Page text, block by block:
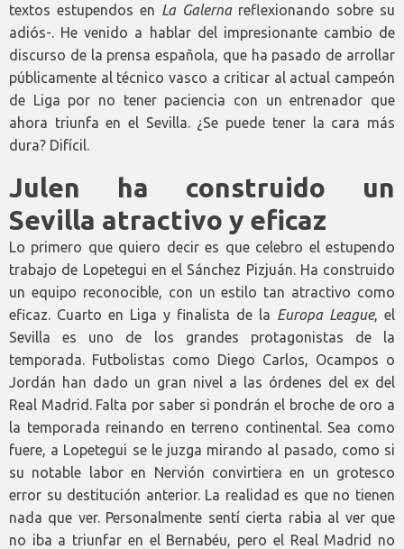
textos estupendos en La Galernareflexionando sobre su
adiós-. He venido a hablar del impresionante cambio de
discurso de la prensa española, que ha pasado de arrollar
públicamente al técnico vasco a criticar al actual campeón
de Liga por no tener paciencia con un entrenador que
ahora triunfa en el Sevilla. ¿Se puede tener la cara más
dura? Difícil.
Julen ha construido un
Sevilla atractivo y eficaz
Lo primero que quiero decir es que celebro el estupendo
trabajo de Lopetegui en el Sánchez Pizjuán. Ha construido
un equipo reconocible, con un estilo tan atractivo como
eficaz. Cuarto en Liga y finalista de la Europa League, el
Sevilla es uno de los grandes protagonistas de la
temporada. Futbolistas como Diego Carlos, Ocampos o
Jordán han dado un gran nivel a las órdenes del ex del
Real Madrid. Falta por saber si pondrán el broche de oro a
la temporada reinando en terreno continental. Sea como
fuere, a Lopetegui se le juzga mirando al pasado, como si
su notable labor en Nervión convirtiera en un grotesco
error su destitución anterior. La realidad es que no tienen
nada que ver. Personalmente sentí cierta rabia al ver que
no iba a triunfar en el Bernabéu, pero el Real Madrid no